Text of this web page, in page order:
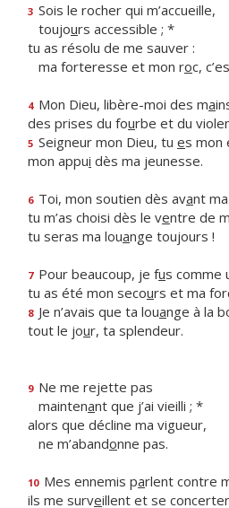
3 Sois le rocher qui m’accueille,
toujours accessible ; *
tu as résolu de me sauver :
ma forteresse et mon roc,
4 Mon Dieu, libère-moi des ma
des prises du fourbe et du
5 Seigneur mon Dieu, tu es mon
mon appui dès ma jeunesse.
6 Toi, mon soutien dès avant
tu m’as choisi dès le ventre de
tu seras ma louange toujours !
7 Pour beaucoup, je fus comme
tu as été mon secours et ma
8 Je n’avais que ta louange à la
tout le jour, ta splendeur.
9 Ne me rejette pas
maintenant que j’ai vieilli ; *
alors que décline ma vigueur,
ne m’abandonne pas.
10 Mes ennemis parlent contre
ils me surveillent et se